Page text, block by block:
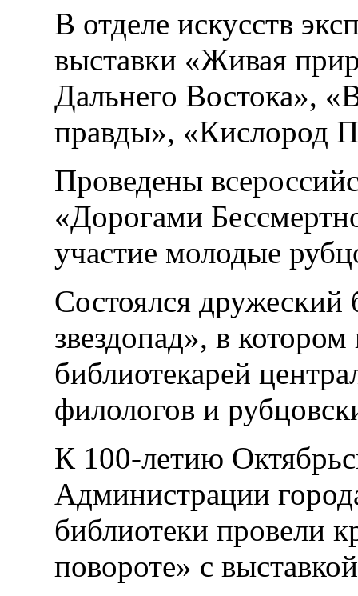
В отделе искусств
выставки «Живая
Дальнего Востока»,
правды», «Кислород
Проведены
«Дорогами
участие молодые
Состоялся дружеский
звездопад», в
библиотекарей
филологов и
К 100-летию
Администрации
библиотеки провели
повороте» с